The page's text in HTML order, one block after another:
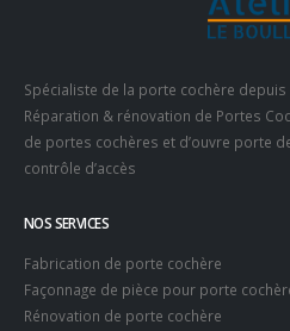
Spécialiste de la porte cochère depuis
Réparation & rénovation de Portes
de portes cochères et d’ouvre porte
contrôle d’accès
NOS SERVICES
Fabrication de porte cochère
Façonnage de pièce pour porte
Rénovation de porte cochère